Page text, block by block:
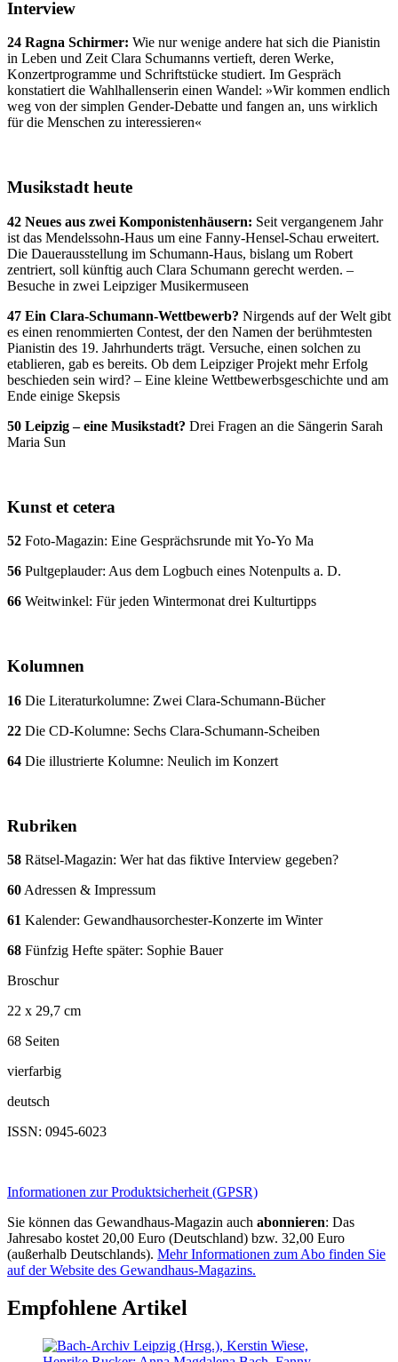
Interview
24 Ragna Schirmer: Wie nur wenige andere hat sich die Pianistin
in Leben und Zeit Clara Schumanns vertieft, deren Werke,
Konzertprogramme und Schriftstücke studiert. Im Gespräch
konstatiert die Wahlhallenserin einen Wandel: »Wir kommen endlich
weg von der simplen Gender-Debatte und fangen an, uns wirklich
für die Menschen zu interessieren«
Musikstadt heute
42 Neues aus zwei Komponistenhäusern: Seit vergangenem Jahr
ist das Mendelssohn-Haus um eine Fanny-Hensel-Schau erweitert.
Die Dauerausstellung im Schumann-Haus, bislang um Robert
zentriert, soll künftig auch Clara Schumann gerecht werden. –
Besuche in zwei Leipziger Musikermuseen
47 Ein Clara-Schumann-Wettbewerb? Nirgends auf der Welt gibt
es einen renommierten Contest, der den Namen der berühmtesten
Pianistin des 19. Jahrhunderts trägt. Versuche, einen solchen zu
etablieren, gab es bereits. Ob dem Leipziger Projekt mehr Erfolg
beschieden sein wird? – Eine kleine Wettbewerbsgeschichte und am
Ende einige Skepsis
50 Leipzig – eine Musikstadt? Drei Fragen an die Sängerin Sarah
Maria Sun
Kunst et cetera
52 Foto-Magazin: Eine Gesprächsrunde mit Yo-Yo Ma
56 Pultgeplauder: Aus dem Logbuch eines Notenpults a. D.
66 Weitwinkel: Für jeden Wintermonat drei Kulturtipps
Kolumnen
16 Die Literaturkolumne: Zwei Clara-Schumann-Bücher
22 Die CD-Kolumne: Sechs Clara-Schumann-Scheiben
64 Die illustrierte Kolumne: Neulich im Konzert
Rubriken
58 Rätsel-Magazin: Wer hat das fiktive Interview gegeben?
60 Adressen & Impressum
61 Kalender: Gewandhausorchester-Konzerte im Winter
68 Fünfzig Hefte später: Sophie Bauer
Broschur
22 x 29,7 cm
68 Seiten
vierfarbig
deutsch
ISSN: 0945-6023
Informationen zur Produktsicherheit (GPSR)
Sie können das Gewandhaus-Magazin auch abonnieren: Das
Jahresabo kostet 20,00 Euro (Deutschland) bzw. 32,00 Euro
(außerhalb Deutschlands). Mehr Informationen zum Abo finden Sie
auf der Website des Gewandhaus-Magazins.
Empfohlene Artikel